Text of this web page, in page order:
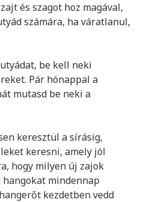
és szagot hoz magával,
számára, ha váratlanul,
be kell neki
Pár hónappal a
mutasd be neki a
keresztül a sírásig,
keresni, amely jól
hogy milyen új zajok
hangokat mindennap
kezdetben vedd